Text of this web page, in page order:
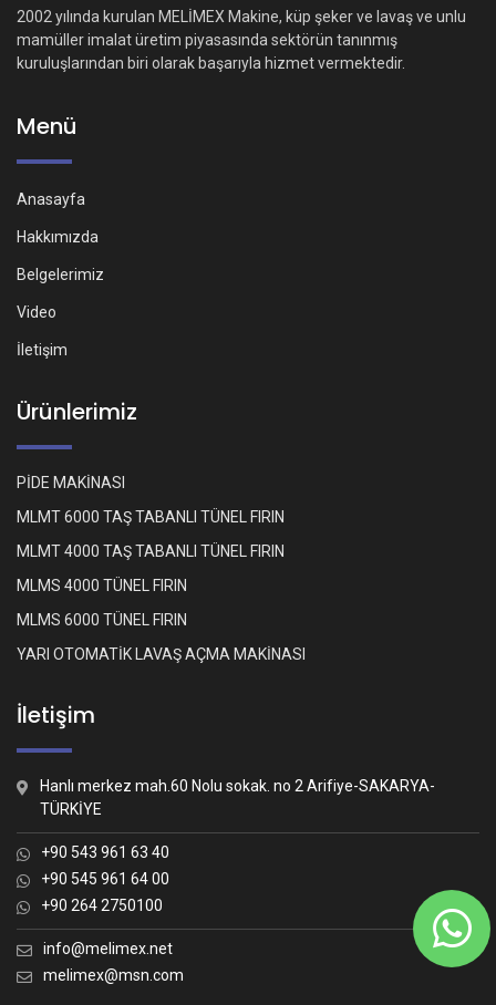
2002 yılında kurulan MELİMEX Makine, küp şeker ve lavaş ve unlu
mamüller imalat üretim piyasasında sektörün tanınmış
kuruluşlarından biri olarak başarıyla hizmet vermektedir.
Menü
Anasayfa
Hakkımızda
Belgelerimiz
Video
İletişim
Ürünlerimiz
PİDE MAKİNASI
MLMT 6000 TAŞ TABANLI TÜNEL FIRIN
MLMT 4000 TAŞ TABANLI TÜNEL FIRIN
MLMS 4000 TÜNEL FIRIN
MLMS 6000 TÜNEL FIRIN
YARI OTOMATİK LAVAŞ AÇMA MAKİNASI
İletişim
Hanlı merkez mah.60 Nolu sokak. no 2 Arifiye-SAKARYA-
TÜRKİYE
+90 543 961 63 40
+90 545 961 64 00
+90 264 2750100
info@melimex.net
melimex@msn.com
Nasıl yardımcı olabiliriz?